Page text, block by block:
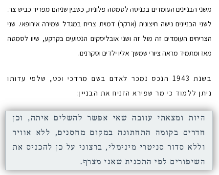
משני הבניינים העומדים בכניסה לסמטה פלונית, כשבין שניהם מפריד כביש צר.
לשני הבניינים נישה חיצונית (ארקר) דמוית צריח במגדל שמירה אירופאי. שני
הצריחים העומדים זה מול זה ושני אובליסקים הנטועים בקרקע, שיוו לסמטה
מאז ומתמיד מראה ציורי שמשך אליו ילדים וסקרנים.
בשנת 1943 הנכס נמכר לאדם בשם מרדכי וכט, שלפי עדותו
ניתן ללמוד כי מר שפירא הזניח את הבניין:
היות ומצאתי עזובה שאי אפשר להשלים איתה, וכן
חדרים בקומה התחתונה במקום מחסנים, ללא אוויר
וללא סדור סניטרי מינימלי, ברצוני על כן להכניס את
השיפורים לפי התכנית שאני מצרף.